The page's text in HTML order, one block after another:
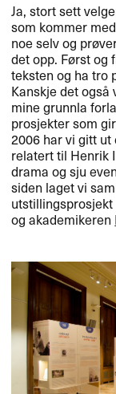
Ja, stort sett
som kommer
noe selv og
det opp. F​ø​rst
teksten og ha tro
Kanskje det
mine grunnla
prosjekter som
2006 har vi gitt
relatert til Henrik
drama og sju
siden laget vi
og akademikeren